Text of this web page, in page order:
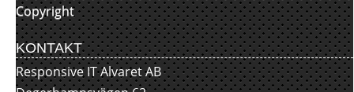
Copyright
KONTAKT
Responsive IT Alvaret AB